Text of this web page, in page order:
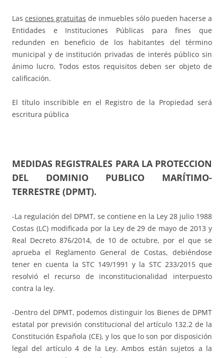
Las cesiones gratuitas de inmuebles sólo pueden hacerse a
Entidades e Instituciones Públicas para fines que
redunden en beneficio de los habitantes del término
municipal y de institución privadas de interés público sin
ánimo lucro. Todos estos requisitos deben ser objeto de
calificación.
El título inscribible en el Registro de la Propiedad será
escritura pública
MEDIDAS REGISTRALES PARA LA PROTECCION
DEL DOMINIO PUBLICO MARÍTIMO-
TERRESTRE (DPMT).
-La regulación del DPMT, se contiene en la Ley 28 julio 1988
Costas (LC) modificada por la Ley de 29 de mayo de 2013 y
Real Decreto 876/2014, de 10 de octubre, por el que se
aprueba el Reglamento General de Costas, debiéndose
tener en cuenta la STC 149/1991 y la STC 233/2015 que
resolvió el recurso de inconstitucionalidad interpuesto
contra la ley.
-Dentro del DPMT, podemos distinguir los Bienes de DPMT
estatal por previsión constitucional del artículo 132.2 de la
Constitución Española (CE), y los que lo son por disposición
legal del artículo 4 de la Ley. Ambos están sujetos a la